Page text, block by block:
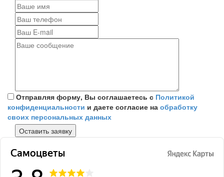
Отправляя форму, Вы соглашаетесь с Политикой
конфиденциальности и даете согласие на обработку
своих персональных данных